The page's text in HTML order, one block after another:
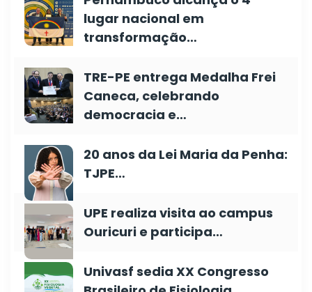
lugar nacional em
transformação…
TRE-PE entrega Medalha Frei
Caneca, celebrando
democracia e…
20 anos da Lei Maria da Penha:
TJPE…
UPE realiza visita ao campus
Ouricuri e participa…
Univasf sedia XX Congresso